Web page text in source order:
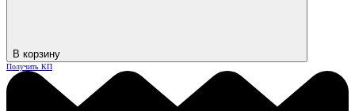
В корзину
Получить КП